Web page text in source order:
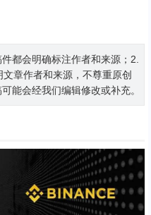
都会明确标注作者和来源；2.
章作者和来源，不尊重原创
能会经我们编辑修改或补充。